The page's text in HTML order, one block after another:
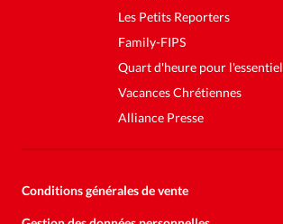
Les Petits Reporters
Family-FIPS
Quart d'heure pour l'essentiel
Vacances Chrétiennes
Alliance Presse
Conditions générales de vente